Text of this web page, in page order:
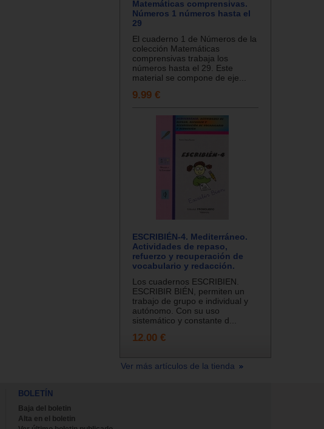
Matemáticas comprensivas.
Números 1 números hasta el
29
El cuaderno 1 de Números de la
colección Matemáticas
comprensivas trabaja los
números hasta el 29. Este
material se compone de eje...
9.99 €
ESCRIBIÉN-4. Mediterráneo.
Actividades de repaso,
refuerzo y recuperación de
vocabulario y redacción.
Los cuadernos ESCRIBIEN.
ESCRIBIR BIÉN, permiten un
trabajo de grupo e individual y
autónomo. Con su uso
sistemático y constante d...
12.00 €
Ver más artículos de la tienda
BOLETÍN
Baja del boletin
Alta en el boletin